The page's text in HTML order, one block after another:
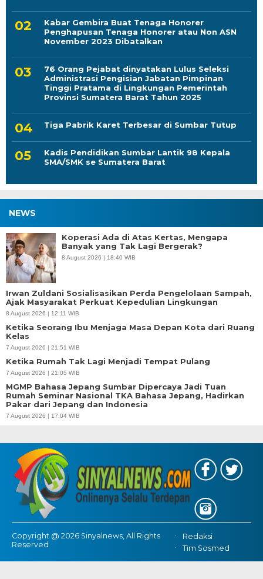
Kabar Gembira Buat Tenaga Honorer
Penghapusan Tenaga Honorer atau Non ASN
November 2023 Dibatalkan
76 Orang Pejabat dinyatakan Lulus Seleksi
Administrasi Pengisian Jabatan Pimpinan
Tinggi Pratama di Lingkungan Pemerintah
Provinsi Sumatera Barat Tahun 2025
Tiga Pabrik Karet Terbesar di Sumbar Tutup
Kadis Pendidikan Sumbar Lantik 98 Kepala
SMA/SMK se Sumatera Barat
NEWS
Koperasi Ada di Atas Kertas, Mengapa
Banyak yang Tak Lagi Bergerak?
8 August 2026 | 18:40 WIB
Irwan Zuldani Sosialisasikan Perda Pengelolaan Sampah,
Ajak Masyarakat Perkuat Kepedulian Lingkungan
8 August 2026 | 12:11 WIB
Ketika Seorang Ibu Menjaga Masa Depan Kota dari Ruang
Kelas
7 August 2026 | 21:51 WIB
Ketika Rumah Tak Lagi Menjadi Tempat Pulang
7 August 2026 | 21:05 WIB
MGMP Bahasa Jepang Sumbar Dipercaya Jadi Tuan
Rumah Seminar Nasional TKA Bahasa Jepang, Hadirkan
Pakar dari Jepang dan Indonesia
7 August 2026 | 17:04 WIB
Copyright @ 2026 Sinyalnews, All Rights
Reserved
Redaksi
Tim Sosmed